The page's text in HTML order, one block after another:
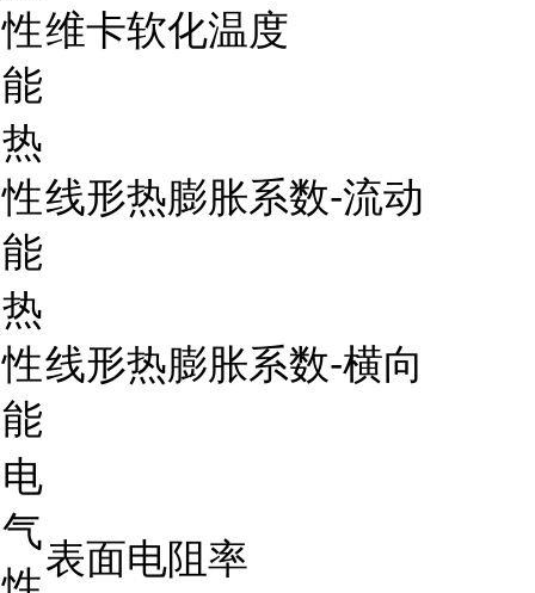
性
能
维卡软化温度
热
性
能
线形热膨胀系数-流动
热
性
能
线形热膨胀系数-横向
电
气
表面电阻率